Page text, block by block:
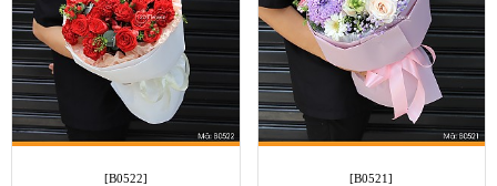
[B0522] [B0521]